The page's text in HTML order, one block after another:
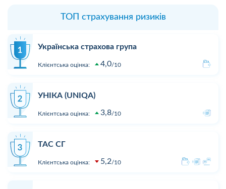
ТОП страхування ризиків
Українська страхова група
Клієнтська оцінка: 4,0 10
УНІКА (UNIQA)
Клієнтська оцінка: 3,8 10
ТАС СГ
Клієнтська оцінка: 5,2 10